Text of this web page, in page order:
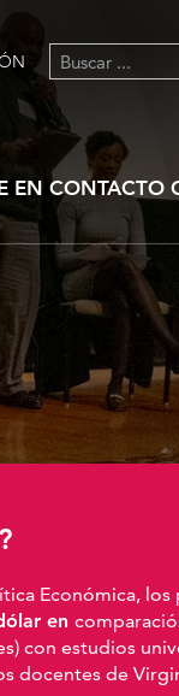
EN CONTACTO
Económica,
en
con estudios
docentes de